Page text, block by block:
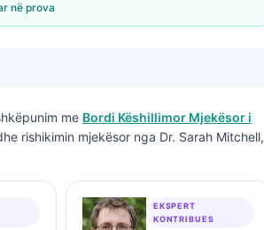
në prova
me Bordi Këshillimor Mjekësor i
rishikimin mjekësor nga Dr. Sarah Mitchell,
EKSPERT
KONTRIBUES